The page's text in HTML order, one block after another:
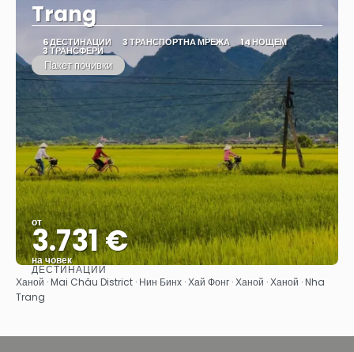
Trang
6 ДЕСТИНАЦИИ 3 ТРАНСПОРТНА МРЕЖА 14 НОЩЕМ
3 ТРАНСФЕРИ
Пакет почивки
от
3.731 €
на човек
Вижте
ДЕСТИНАЦИИ
Ханой · Mai Châu District · Нин Бинх · Хай Фонг · Ханой · Ханой · Nha
Trang